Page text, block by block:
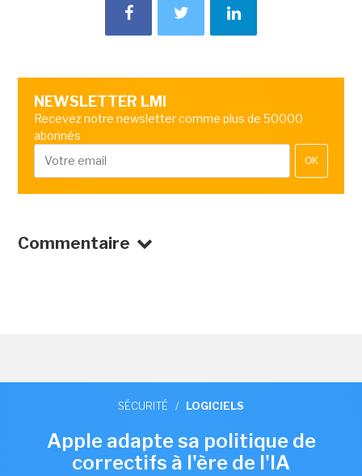
NEWSLETTER LMI
Recevez notre newsletter comme plus de 50000
abonnés
OK
Commentaire
SÉCURITÉ / LOGICIELS
Apple adapte sa politique de
correctifs à l'ère de l'IA